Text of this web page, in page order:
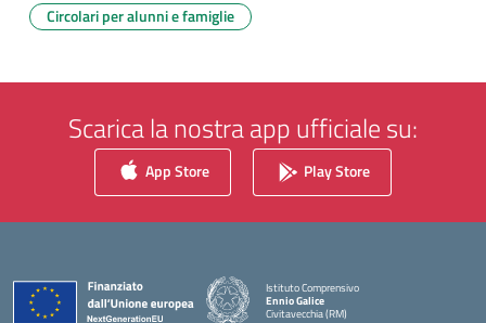
Circolari per alunni e famiglie
Scarica la nostra app ufficiale su:
App Store Play Store
Istituto Comprensivo
Ennio Galice
Civitavecchia (RM)